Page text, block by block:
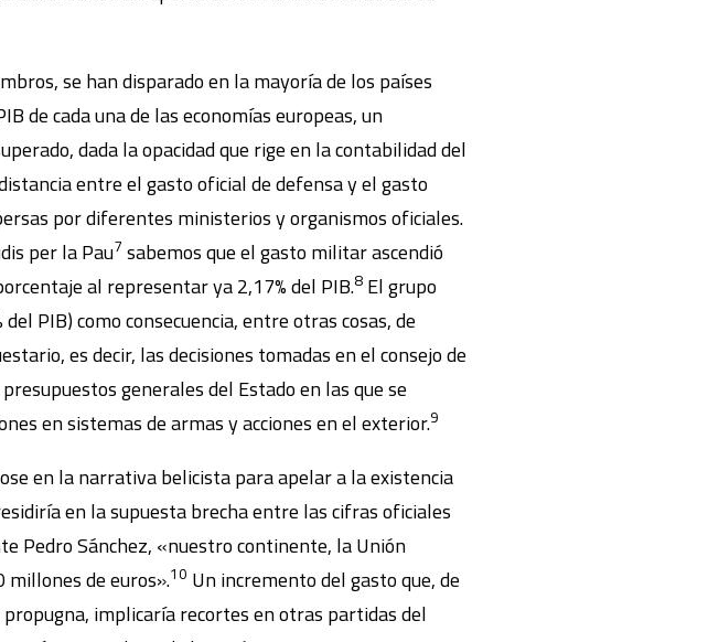
se han disparado en la mayoría de los países
de cada una de las economías europeas, un
dada la opacidad que rige en la contabilidad del
entre el gasto oficial de defensa y el gasto
por diferentes ministerios y organismos oficiales.
per la Pau7 sabemos que el gasto militar ascendió
al representar ya 2,17% del PIB.8 El grupo
PIB) como consecuencia, entre otras cosas, de
es decir, las decisiones tomadas en el consejo de
generales del Estado en las que se
en sistemas de armas y acciones en el exterior.9
en la narrativa belicista para apelar a la existencia
en la supuesta brecha entre las cifras oficiales
Pedro Sánchez, «nuestro continente, la Unión
de euros».10 Un incremento del gasto que, de
implicaría recortes en otras partidas del